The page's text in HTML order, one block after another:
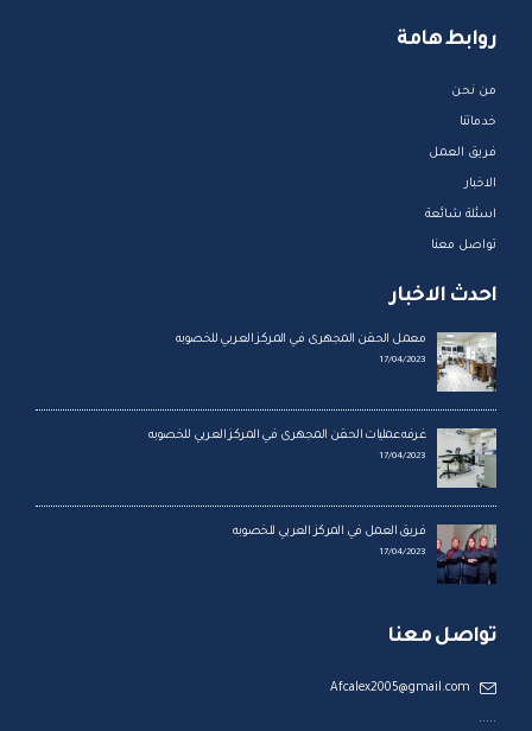
روابط هامة
من نحن
خدماتنا
فريق العمل
الاخبار
اسئلة شائعة
تواصل معنا
احدث الاخبار
معمل الحقن المجهرى في المركز العربي للخصوبه
17/04/2023
غرفه عمليات الحقن المجهرى في المركز العربي للخصوبه
17/04/2023
فريق العمل في المركز العربي للخصوبه
17/04/2023
تواصل معنا
Afcalex2005@gmail.com
.....